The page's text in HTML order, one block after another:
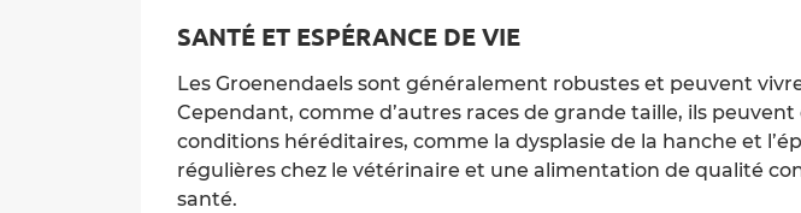
SANTÉ ET ESPÉRANCE DE VIE
Les Groenendaels sont généralement robustes et peuvent
Cependant, comme d’autres races de grande taille, ils
conditions héréditaires, comme la dysplasie de la hanche et
régulières chez le vétérinaire et une alimentation de qualité
santé.